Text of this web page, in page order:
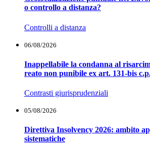
o controllo a distanza?
Controlli a distanza
06/08/2026
Inappellabile la condanna al
reato non punibile ex art. 131-bis
Contrasti giurisprudenziali
05/08/2026
Direttiva Insolvency 2026: ambito
sistematiche